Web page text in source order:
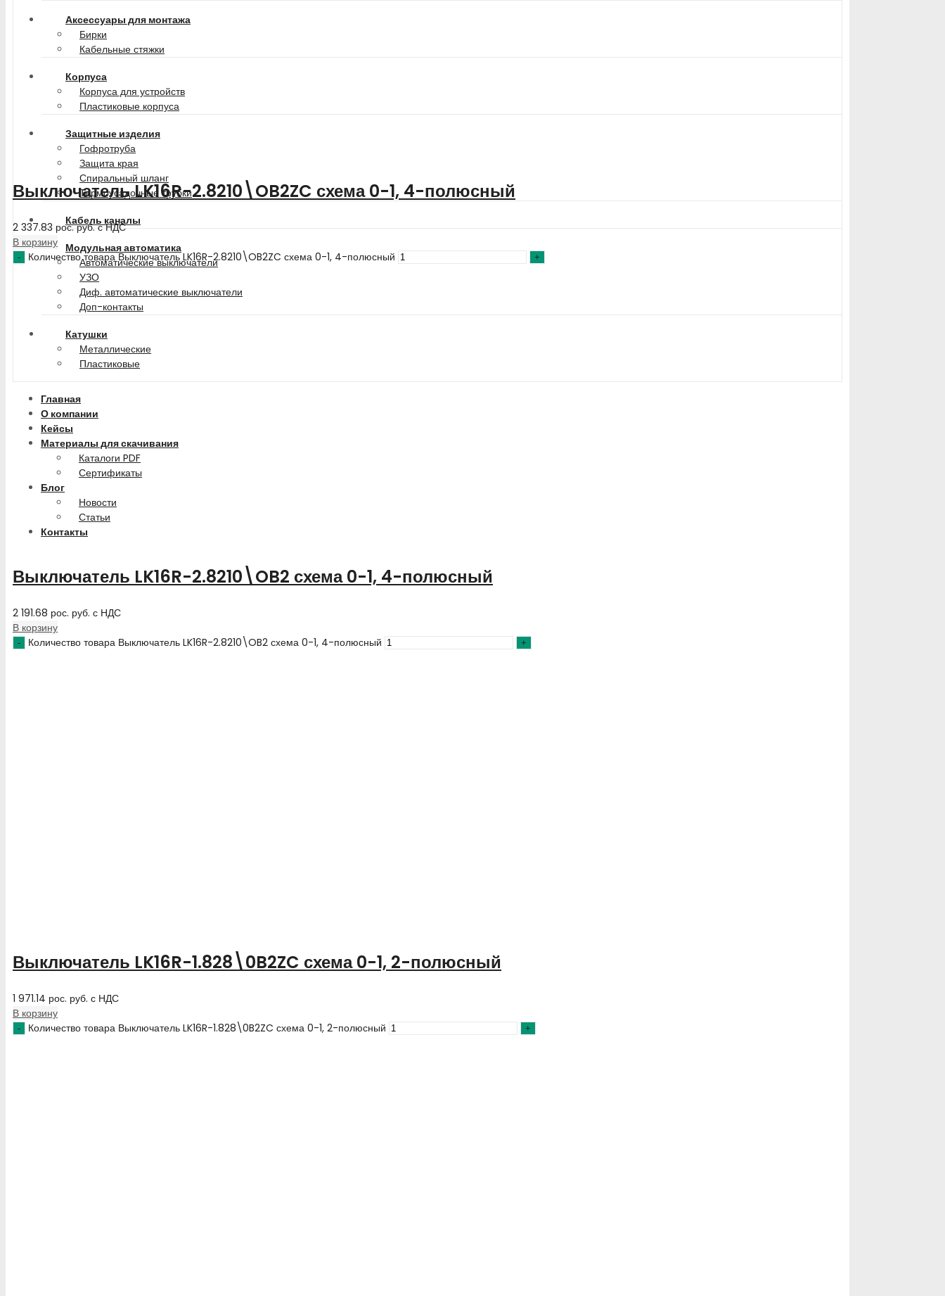
Аксессуары для монтажа
Бирки
Кабельные стяжки
Корпуса
Корпуса для устройств
Пластиковые корпуса
Защитные изделия
Гофротруба
Защита края
Спиральный шланг
Термоусадочные трубки
Кабель каналы
Модульная автоматика
Автоматические выключатели
УЗО
Диф. автоматические выключатели
Доп-контакты
Катушки
Металлические
Пластиковые
Главная
О компании
Кейсы
Материалы для скачивания
Каталоги PDF
Сертификаты
Блог
Новости
Статьи
Контакты
Выключатель LK16R-2.8210\OB2ZC схема 0-1, 4-полюсный
2 337.83 рос. руб.с НДС
В корзину
Количество товара Выключатель LK16R-2.8210\OB2ZC схема 0-1, 4-полюсный
Выключатель LK16R-2.8210\OB2 схема 0-1, 4-полюсный
2 191.68 рос. руб. с НДС
В корзину
Количество товара Выключатель LK16R-2.8210\OB2 схема 0-1, 4-полюсный
Выключатель LK16R-1.828\0B2ZC схема 0-1, 2-полюсный
1 971.14 рос. руб. с НДС
В корзину
Количество товара Выключатель LK16R-1.828\0B2ZC схема 0-1, 2-полюсный